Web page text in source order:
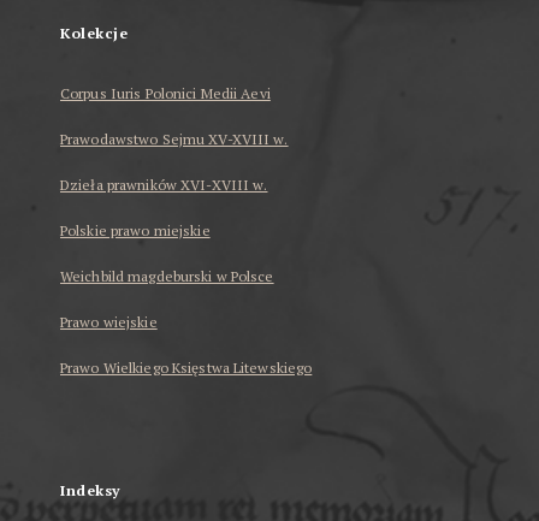
Kolekcje
Corpus Iuris Polonici Medii Aevi
Prawodawstwo Sejmu XV-XVIII w.
Dzieła prawników XVI-XVIII w.
Polskie prawo miejskie
Weichbild magdeburski w Polsce
Prawo wiejskie
Prawo Wielkiego Księstwa Litewskiego
Indeksy